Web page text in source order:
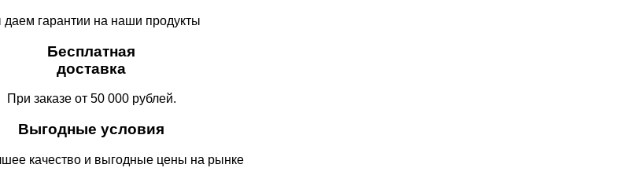
гарантии на наши продукты
Бесплатная
доставка
При заказе от 50 000 рублей.
Выгодные условия
качество и выгодные цены на рынке